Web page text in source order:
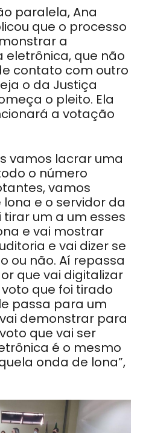
paralela, Ana
que o processo
a
que não
contato com outro
o da Justiça
o pleito. Ela
a votação
vamos lacrar uma
o número
vamos
e o servidor da
um a um esses
e vai mostrar
e vai dizer se
ou não. Aí repassa
que vai digitalizar
que foi tirado
passa para um
demonstrar para
que vai ser
é o mesmo
onda de lona”,